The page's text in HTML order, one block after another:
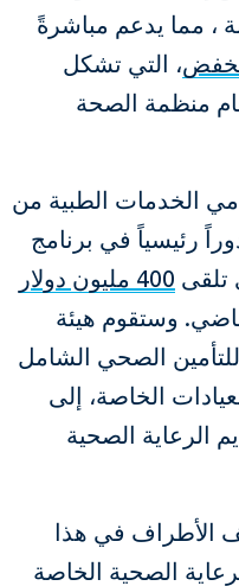
، مما يدعم مباشرةً
، التي تشكل
منظمة الصحة
الخدمات الطبية من
رئيسياً في برنامج
تلقى 400 مليون دولار
وستقوم هيئة
الصحي الشامل
الخاصة، إلى
الرعاية الصحية
الأطراف في هذا
الصحية الخاصة